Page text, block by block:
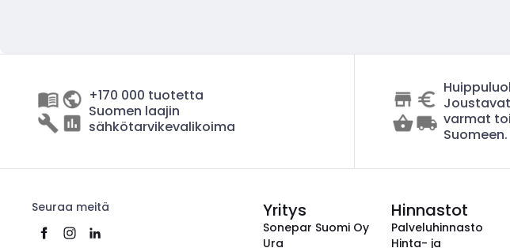
+170 000 tuotetta
Suomen laajin
sähkötarvikevalikoima
varmat
Suomeen.
Seuraa meitä Yritys
Sonepar Suomi Oy
Ura
Hinnastot
Palveluhinnasto
Hinta- ja